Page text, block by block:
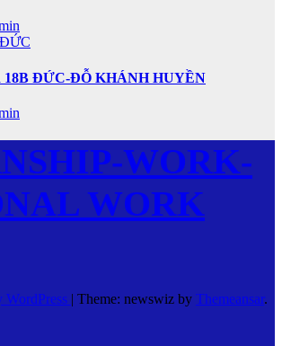
ĐỨC-ĐỖ KHÁNH HUYỀN
WORK-
WORK
WordPress | Theme: newswiz by Themeansar.